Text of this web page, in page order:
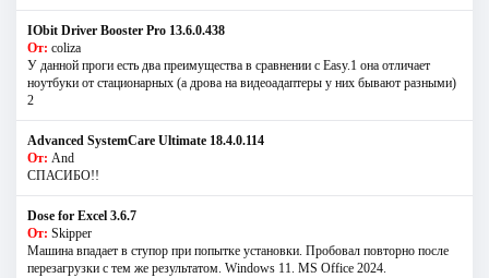
IObit Driver Booster Pro 13.6.0.438
От: coliza
У данной проги есть два преимущества в сравнении с Easy.1 она отличает
ноутбуки от стационарных (а дрова на видеоадаптеры у них бывают разными)
2
Advanced SystemCare Ultimate 18.4.0.114
От: And
СПАСИБО!!
Dose for Excel 3.6.7
От: Skipper
Машина впадает в ступор при попытке установки. Пробовал повторно после
перезагрузки с тем же результатом. Windows 11. MS Offiсe 2024.